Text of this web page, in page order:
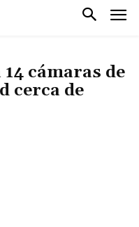
cámaras de
cerca de